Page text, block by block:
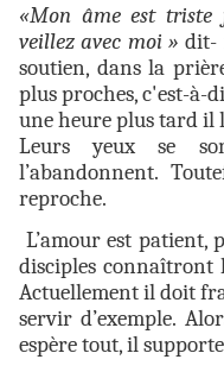
«Mon âme est
veillez avec moi »dit-
soutien, dans la
plus proches, c'est-à-
une heure plus tard il
Leurs yeux se
l’abandonnent.
reproche.
L’amour est patient,
disciples connaîtront
Actuellement il doit
servir d’exemple.
espère tout, il